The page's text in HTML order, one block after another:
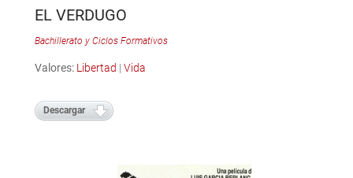
EL VERDUGO
Bachillerato y Ciclos Formativos
Valores: Libertad | Vida
Descargar